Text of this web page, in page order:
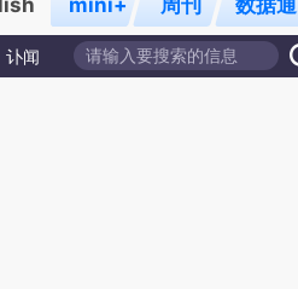
mini+ 周刊 数据通
讣闻